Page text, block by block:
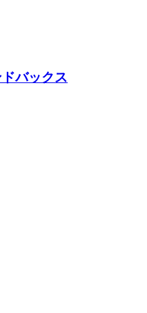
バックス